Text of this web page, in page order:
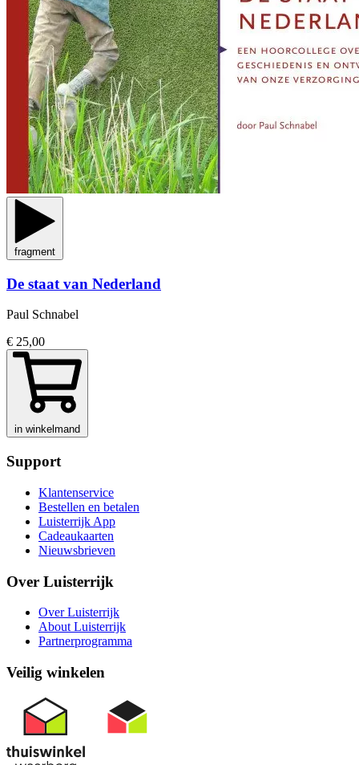
fragment
De staat van Nederland
Paul Schnabel
€ 25,00
in winkelmand
Support
Klantenservice
Bestellen en betalen
Luisterrijk App
Cadeaukaarten
Nieuwsbrieven
Over Luisterrijk
Over Luisterrijk
About Luisterrijk
Partnerprogramma
Veilig winkelen